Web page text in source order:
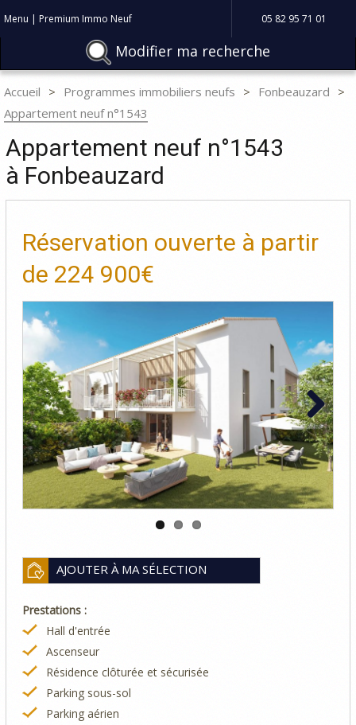
Menu | Premium Immo Neuf 05 82 95 71 01
Modifier ma recherche
Accueil Programmes immobiliers neufs
Fonbeauzard
Appartement neuf n°1543
Appartement neuf n°1543
à Fonbeauzard
Réservation ouverte à partir
de 224 900€
Previous Next
AJOUTER À MA SÉLECTION
Prestations :
Hall d'entrée
Ascenseur
Résidence clôturée et sécurisée
Parking sous-sol
Parking aérien